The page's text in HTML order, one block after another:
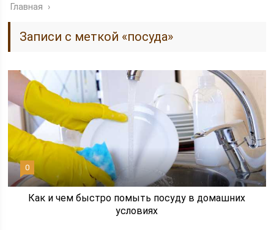
Главная ›
Записи с меткой «посуда»
0
Как и чем быстро помыть посуду в домашних
условиях